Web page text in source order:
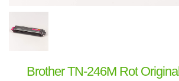
Brother TN-246M Rot Original